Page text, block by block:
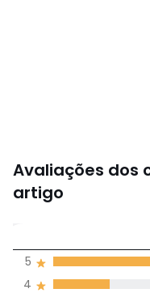
Avaliações dos
artigo
4
5